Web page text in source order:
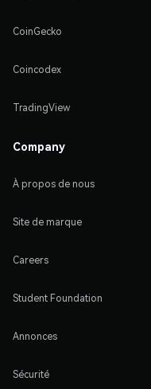
CoinGecko
Coincodex
TradingView
Company
À propos de nous
Site de marque
Careers
Student Foundation
Annonces
Sécurité